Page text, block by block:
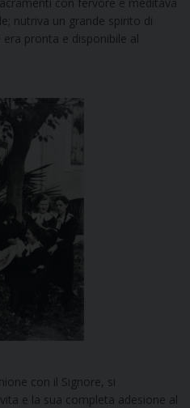
nutriva un grande spirito di
pronta e disponibile al
con il Signore, si
e la sua completa adesione al